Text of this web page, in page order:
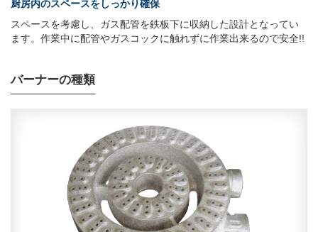
厨房内のスペースをしっかり確保
スペースを考慮し、ガス配管を鉄板下に収納した設計となってい
ます。作業中に配管やガスコックに触れずに作業出来るので安全!!
バーナーの種類